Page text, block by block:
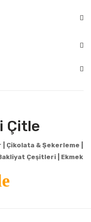
Çitle
Çikolata & Şekerleme |
Çeşitleri | Ekmek